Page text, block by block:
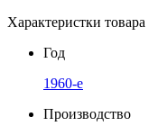
Характеристки товара
Год
1960-е
Производство